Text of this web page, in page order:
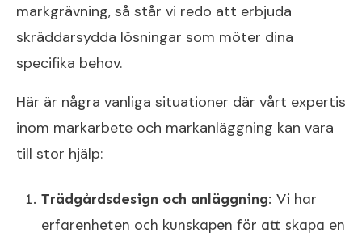
markgrävning, så står vi redo att erbjuda
skräddarsydda lösningar som möter dina
specifika behov.
Här är några vanliga situationer där vårt expertis
inom markarbete och markanläggning kan vara
till stor hjälp:
Trädgårdsdesign och anläggning: Vi har
erfarenheten och kunskapen för att skapa en